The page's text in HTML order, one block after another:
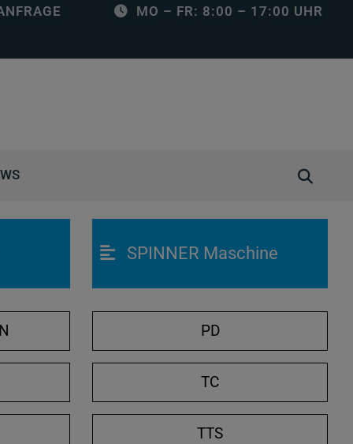
MO – FR: 8:00 – 17:00 UHR
c
ö
f
n
/
SPINNER Maschine
PD
TC
TTS